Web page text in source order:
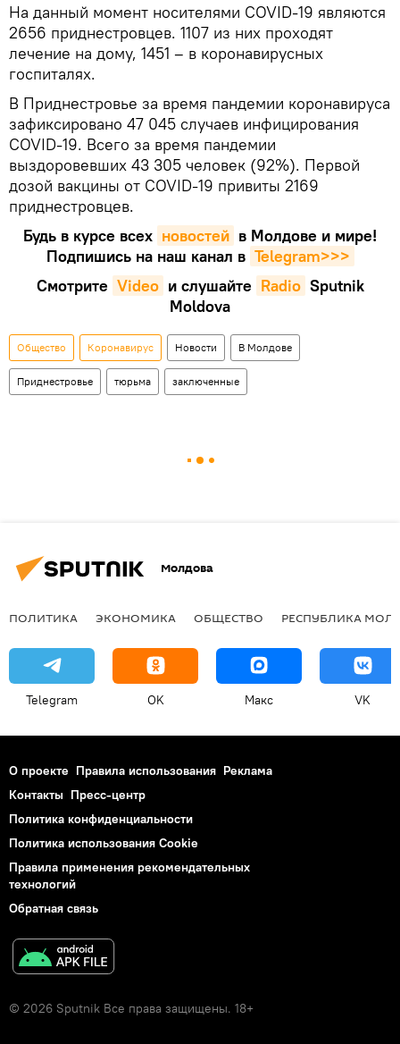
На данный момент носителями COVID-19 являются
2656 приднестровцев. 1107 из них проходят
лечение на дому, 1451 – в коронавирусных
госпиталях.
В Приднестровье за время пандемии коронавируса
зафиксировано 47 045 случаев инфицирования
COVID-19. Всего за время пандемии
выздоровевших 43 305 человек (92%). Первой
дозой вакцины от COVID-19 привиты 2169
приднестровцев.
Будь в курсе всех новостей в Молдове и мире!
Подпишись на наш канал в Telegram>>>
Смотрите Video и слушайте Radio Sputnik
Moldova
Общество Коронавирус Новости В Молдове
Приднестровье тюрьма заключенные
Молдова
ПОЛИТИКА ЭКОНОМИКА ОБЩЕСТВО РЕСПУБЛИКА
Telegram OK Макс VK
О проекте Правила использования Реклама
Контакты Пресс-центр
Политика конфиденциальности
Политика использования Cookie
Правила применения рекомендательных
технологий
Обратная связь
© 2026 Sputnik Все права защищены. 18+